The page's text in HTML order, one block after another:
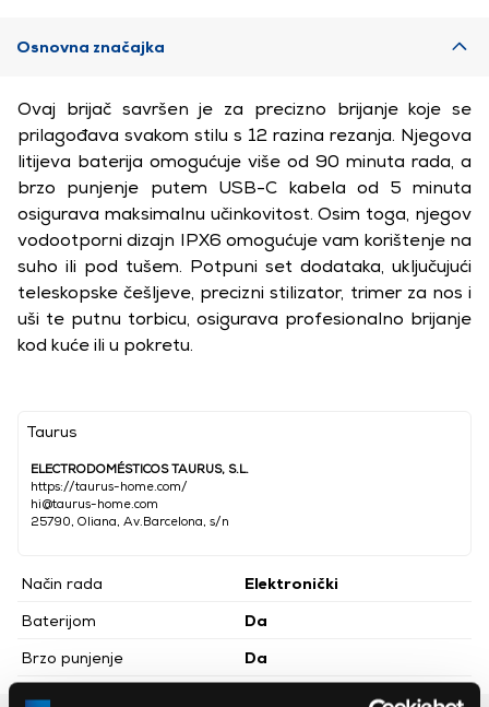
Osnovna značajka
Taurus
ELECTRODOMÉSTICOS TAURUS, S.L.
https://taurus-home.com/
hi@taurus-home.com
25790, Oliana, Av.Barcelona, s/n
Način rada
Elektronički
Baterijom
Da
Brzo punjenje
Da
Ovaj brijač savršen je za precizno brijanje koje se
prilagođava svakom stilu s 12 razina rezanja. Njegova
litijeva baterija omogućuje više od 90 minuta rada, a
brzo punjenje putem USB-C kabela od 5 minuta
osigurava maksimalnu učinkovitost. Osim toga, njegov
vodootporni dizajn IPX6 omogućuje vam korištenje na
suho ili pod tušem. Potpuni set dodataka, uključujući
teleskopske češljeve, precizni stilizator, trimer za nos i
uši te putnu torbicu, osigurava profesionalno brijanje
kod kuće ili u pokretu.